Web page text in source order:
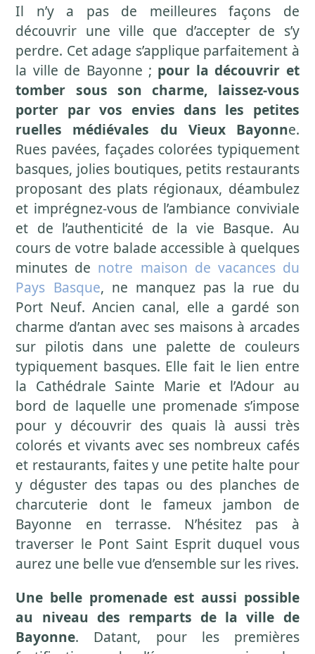
Il n’y a pas de meilleures façons de
découvrir une ville que d’accepter de s’y
perdre. Cet adage s’applique parfaitement à
la ville de Bayonne ; pour la découvrir et
tomber sous son charme, laissez-vous
porter par vos envies dans les petites
ruelles médiévales du Vieux Bayonne.
Rues pavées, façades colorées typiquement
basques, jolies boutiques, petits restaurants
proposant des plats régionaux, déambulez
et imprégnez-vous de l’ambiance conviviale
et de l’authenticité de la vie Basque. Au
cours de votre balade accessible à quelques
minutes de notre maison de vacances du
Pays Basque, ne manquez pas la rue du
Port Neuf. Ancien canal, elle a gardé son
charme d’antan avec ses maisons à arcades
sur pilotis dans une palette de couleurs
typiquement basques. Elle fait le lien entre
la Cathédrale Sainte Marie et l’Adour au
bord de laquelle une promenade s’impose
pour y découvrir des quais là aussi très
colorés et vivants avec ses nombreux cafés
et restaurants, faites y une petite halte pour
y déguster des tapas ou des planches de
charcuterie dont le fameux jambon de
Bayonne en terrasse. N’hésitez pas à
traverser le Pont Saint Esprit duquel vous
aurez une belle vue d’ensemble sur les rives.
Une belle promenade est aussi possible
au niveau des remparts de la ville de
Bayonne. Datant, pour les premières